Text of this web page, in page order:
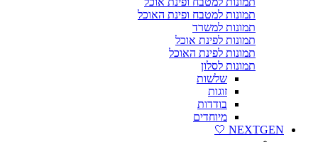
תמונות למטבח ופינת האוכל
תמונות למשרד
תמונות לפינת אוכל
תמונות לפינת האוכל
תמונות לסלון
שלשות
זוגות
בודדות
מיוחדים
NEXTGEN 🤍